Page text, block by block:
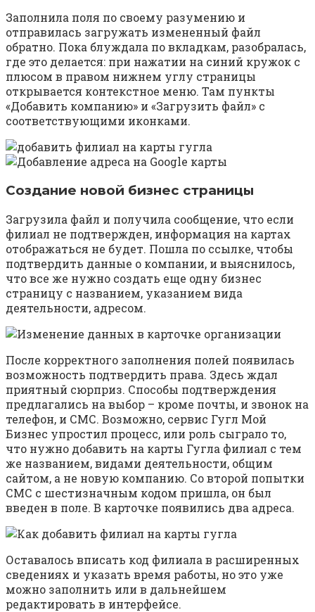
Заполнила поля по своему разумению и
отправилась загружать измененный файл
обратно. Пока блуждала по вкладкам, разобралась,
где это делается: при нажатии на синий кружок с
плюсом в правом нижнем углу страницы
открывается контекстное меню. Там пункты
«Добавить компанию» и «Загрузить файл» с
соответствующими иконками.
Создание новой бизнес страницы
Загрузила файл и получила сообщение, что если
филиал не подтвержден, информация на картах
отображаться не будет. Пошла по ссылке, чтобы
подтвердить данные о компании, и выяснилось,
что все же нужно создать еще одну бизнес
страницу с названием, указанием вида
деятельности, адресом.
После корректного заполнения полей появилась
возможность подтвердить права. Здесь ждал
приятный сюрприз. Способы подтверждения
предлагались на выбор – кроме почты, и звонок на
телефон, и СМС. Возможно, сервис Гугл Мой
Бизнес упростил процесс, или роль сыграло то,
что нужно добавить на карты Гугла филиал с тем
же названием, видами деятельности, общим
сайтом, а не новую компанию. Со второй попытки
СМС с шестизначным кодом пришла, он был
введен в поле. В карточке появились два адреса.
Оставалось вписать код филиала в расширенных
сведениях и указать время работы, но это уже
можно заполнить или в дальнейшем
редактировать в интерфейсе.